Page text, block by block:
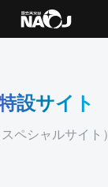
設サイト
ペシャルサイト